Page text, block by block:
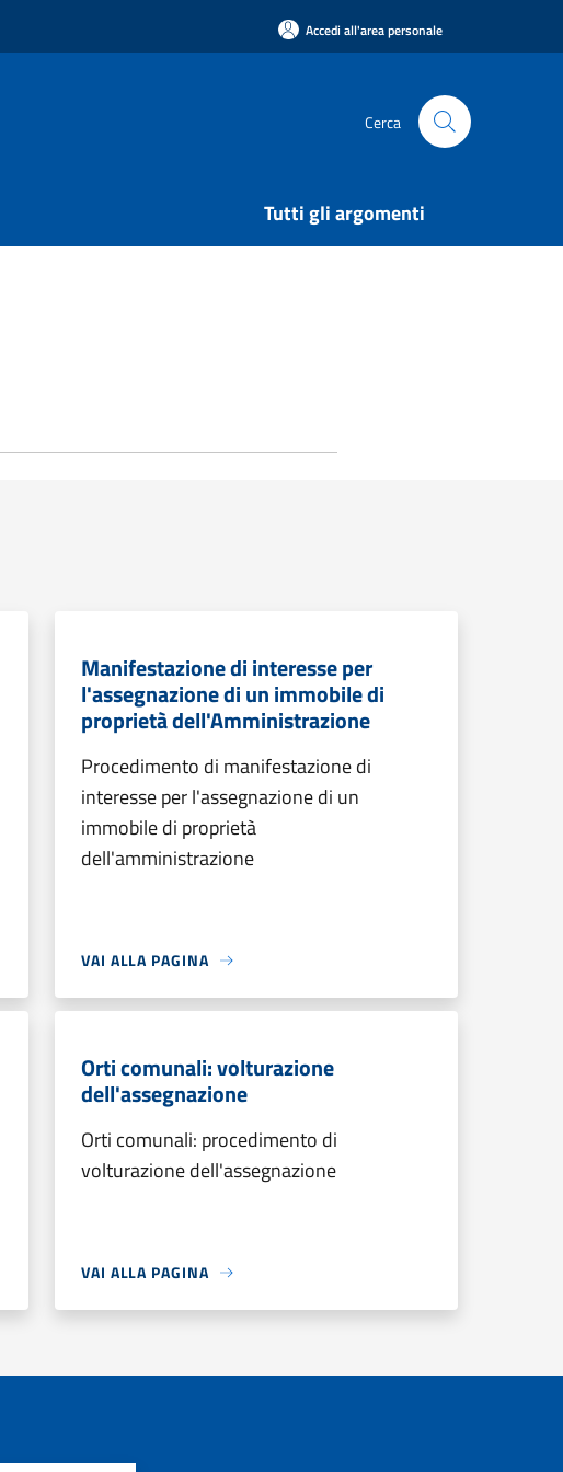
Accedi all'area personale
Cerca
Tutti gli argomenti
Manifestazione di interesse per
l'assegnazione di un immobile di
proprietà dell'Amministrazione
Procedimento di manifestazione di
interesse per l'assegnazione di un
immobile di proprietà
dell'amministrazione
VAI ALLA PAGINA
Orti comunali: volturazione
dell'assegnazione
Orti comunali: procedimento di
volturazione dell'assegnazione
VAI ALLA PAGINA